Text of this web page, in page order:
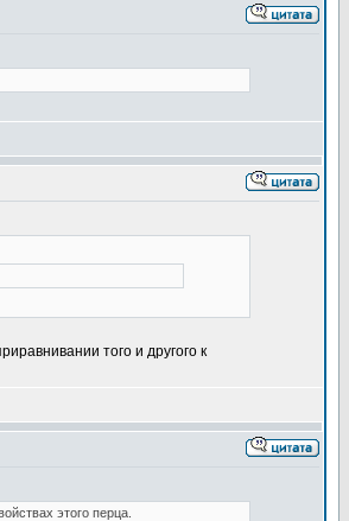
того и другого к
этого перца.